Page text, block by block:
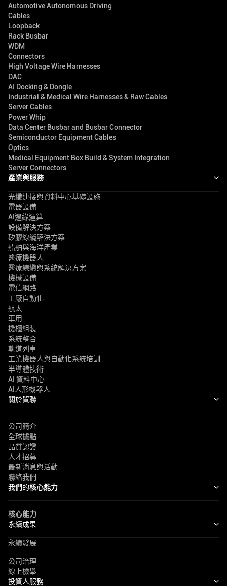
Automotive Autonomous Driving
Cables
Loopback
Rack Busbar
WDM
Connectors
High Voltage Wire Harnesses
DAC
AI Docking & Dongle
Industrial & Medical Wire Harnesses & Raw Cables
Server Cables
Power Whip
Data Center Busbar and Busbar Connector
Semiconductor Equipment Cables
Optics
Medical Equipment Box Build & System Integration
Server Connectors
產業與服務
光纖連接與資料中心基礎設施
電器設備
AI邊緣運算
設備解決方案
矽膠線纜解決方案
船舶與海洋產業
醫療機器人
醫療線纜與系統解決方案
機械設備
電信網路
工廠自動化
航太
車用
機櫃組裝
系統整合
軌道列車
工業機器人與自動化系統培訓
半導體技術
AI 資料中心
AI人形機器人
關於貿聯
公司簡介
全球據點
品質認證
人才招募
最新消息與活動
聯絡我們
我們的核心能力
核心能力
永續成果
永續發展
公司治理
線上檢舉
投資人服務